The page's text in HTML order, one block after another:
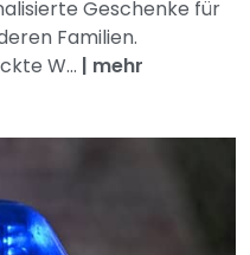
Geschenke für
Familien.
W... | mehr